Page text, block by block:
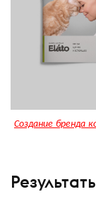
Создание бренда